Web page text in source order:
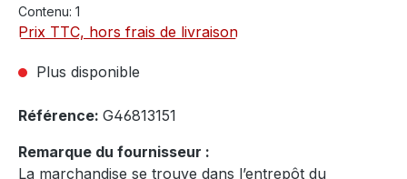
Contenu: 1
Prix TTC, hors frais de livraison
Plus disponible
Référence: G46813151
Remarque du fournisseur :
La marchandise se trouve dans l’entrepôt du